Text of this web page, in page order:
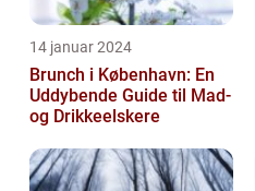
14 januar 2024
Brunch i København: En
Uddybende Guide til Mad-
og Drikkeelskere